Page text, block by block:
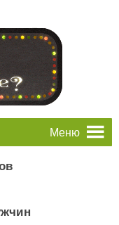
Меню